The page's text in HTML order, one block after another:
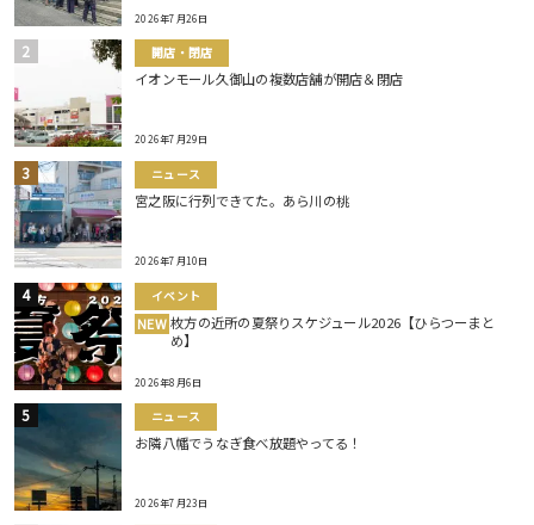
2026年7月26日
開店・閉店
イオンモール久御山の複数店舗が開店＆閉店
2026年7月29日
ニュース
宮之阪に行列できてた。あら川の桃
2026年7月10日
イベント
NEW 枚方の近所の夏祭りスケジュール2026【ひらつーまと
め】
2026年8月6日
ニュース
お隣八幡でうなぎ食べ放題やってる！
2026年7月23日